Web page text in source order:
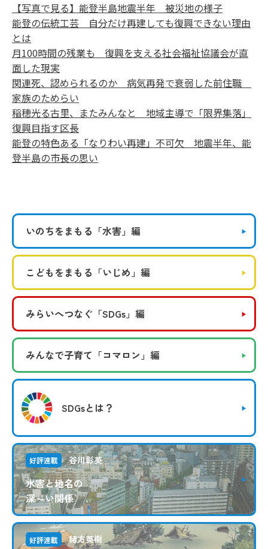
【写真で見る】能登半島地震半年 被災地の様子
能登の伝統工芸 自分だけ再建しても復興できない理由
とは
月100時間の残業も 復興を支える社会福祉協議会が直
面した現実
関連死、認められるのか 病気再発で衰弱した前住職
家族のためらい
稲穂光る古里、またみんなと 地域主導で「限界集落」
復興目指す区長
能登の特色ある「なりわい再建」不可欠 地震半年、能
登半島の市長の思い
いのちをまもる 「水害」編
こどもをまもる 「いじめ」編
みらいへつなぐ 「SDGs」編
みんなで子育て 「コマロン」編
SDGsとは？
好評連載 谷川彰英
水害と地名の
深～い関係
好評連載 緒方英樹